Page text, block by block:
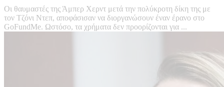
Οι θαυμαστές της Άμπερ Χερντ μετά την πολύκροτη δίκη της με
τον Τζόνι Ντεπ, αποφάσισαν να διοργανώσουν έναν έρανο στο
GoFundMe. Ωστόσο, τα χρήματα δεν προορίζονται για ...